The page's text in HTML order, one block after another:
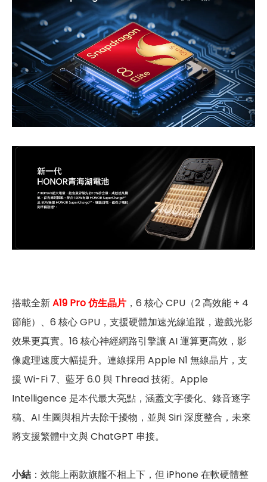
搭載全新A19 Pro 仿生晶片 ，6 核心 CPU（2 高效能 + 4
節能）、6 核心 GPU，支援硬體加速光線追蹤，遊戲光影
效果更真實。16 核心神經網路引擎讓 AI 運算更高效，影
像處理速度大幅提升。連線採用 Apple N1 無線晶片，支
援 Wi-Fi 7、藍牙 6.0 與 Thread 技術。Apple
Intelligence 是本代最大亮點，涵蓋文字優化、錄音逐字
稿、AI 生圖與相片去除干擾物，並與 Siri 深度整合，未來
將支援繁體中文與 ChatGPT 串接。
小結 ：效能上兩款旗艦不相上下，但 iPhone 在軟硬體整